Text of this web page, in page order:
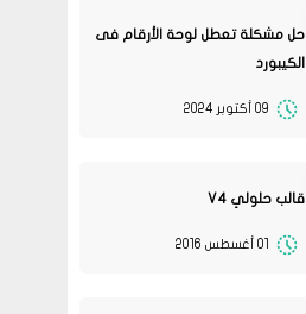
حل مشكلة تعطل لوحة الأرقام فى
الكيبورد
09 أكتوبر 2024
قالب حلولي V4
01 أغسطس 2016